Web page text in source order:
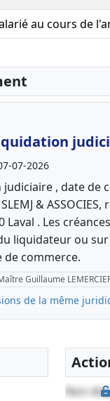
au cours de
07-2026
, date de
&
Laval . Les
liquidateur ou
de commerce.
Guillaume
de la même
Non